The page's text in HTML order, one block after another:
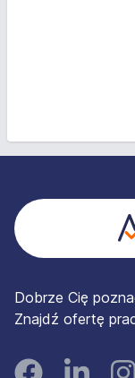
Dobrze Cię
Znajdź ofertę
FacebookLinked In